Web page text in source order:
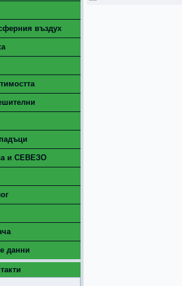
въздух
и СЕВЕЗО
данни